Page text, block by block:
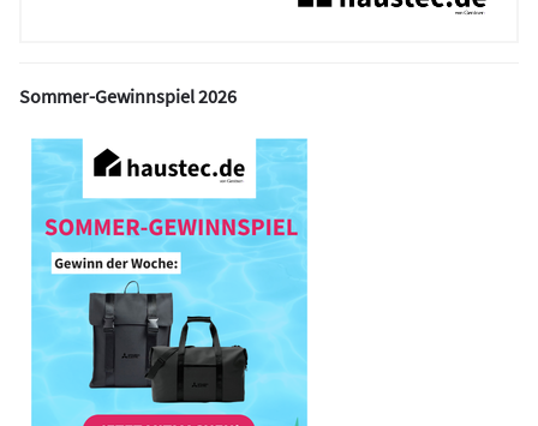
Sommer-Gewinnspiel 2026